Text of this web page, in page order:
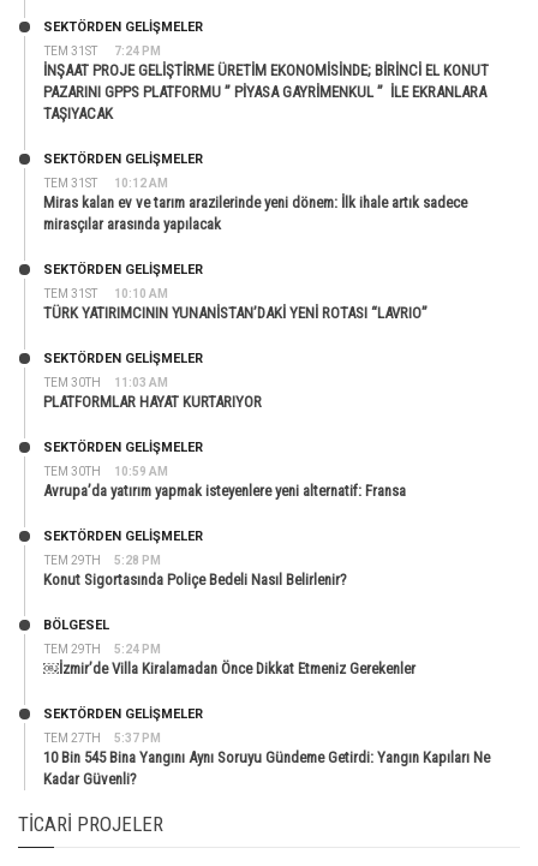
TEM 31ST 7:24 PM
SEKTÖRDEN GELIŞMELER
İNŞAAT PROJE GELİŞTİRME ÜRETİM EKONOMİSİNDE; BİRİNCİ EL KONUT
PAZARINI GPPS PLATFORMU ” PİYASA GAYRİMENKUL ” İLE EKRANLARA
TAŞIYACAK
TEM 31ST 10:12 AM
SEKTÖRDEN GELIŞMELER
Miras kalan ev ve tarım arazilerinde yeni dönem: İlk ihale artık sadece
mirasçılar arasında yapılacak
TEM 31ST 10:10 AM
SEKTÖRDEN GELIŞMELER
TÜRK YATIRIMCININ YUNANİSTAN’DAKİ YENİ ROTASI “LAVRIO”
TEM 30TH 11:03 AM
SEKTÖRDEN GELIŞMELER
PLATFORMLAR HAYAT KURTARIYOR
TEM 30TH 10:59 AM
SEKTÖRDEN GELIŞMELER
Avrupa’da yatırım yapmak isteyenlere yeni alternatif: Fransa
TEM 29TH 5:28 PM
SEKTÖRDEN GELIŞMELER
Konut Sigortasında Poliçe Bedeli Nasıl Belirlenir?
TEM 29TH 5:24 PM
BÖLGESEL
￼İzmir’de Villa Kiralamadan Önce Dikkat Etmeniz Gerekenler
TEM 27TH 5:37 PM
SEKTÖRDEN GELIŞMELER
10 Bin 545 Bina Yangını Aynı Soruyu Gündeme Getirdi: Yangın Kapıları Ne
Kadar Güvenli?
TICARI PROJELER